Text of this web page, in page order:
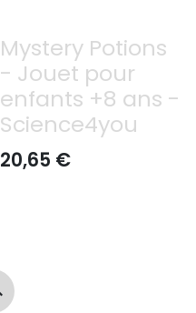
Mystery Potions
- Jouet pour
enfants +8 ans -
Science4you
20,65 €